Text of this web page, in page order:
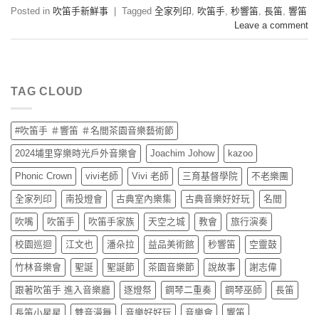
Posted in 吹笛手新鮮事 Tagged 全家列印 吹笛手 秒響笛 長笛 響笛
Leave a comment
TAG CLOUD
#吹笛手 ＃響笛 ＃名間茶園音樂藝術節
2024埔里穿樂時光戶外音樂會 Joachim Johow kazoo
Phonic Crown vivi老師 Vivi 老師 三育基督學院 不老樂團
全家列印 南投燈會 古典室內樂集 古典音樂好好玩 名間
吹嘴 吹笛手 吹笛手家族 天空之城 教會 旅行演奏
校園巡迴 江文也 潘朵拉 益品美術館 秒響笛 空靈鼓
竹林音樂會 聖誕 聖誕節 茶園音樂節 說故事 謝志偉
跟著吹笛手 進入音樂廳 逐燈祭 鋼琴二重奏 鋼琴巫師 長笛
長笛小星星 雙音漫舞 音樂好好玩 音樂會 響笛